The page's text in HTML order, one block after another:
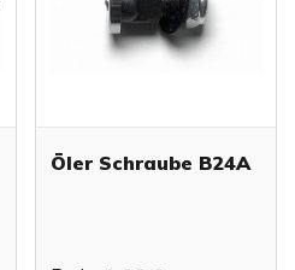
Öler Schraube B24A